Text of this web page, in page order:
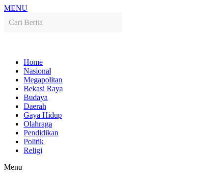
MENU
Home
Nasional
Megapolitan
Bekasi Raya
Budaya
Daerah
Gaya Hidup
Olahraga
Pendidikan
Politik
Religi
Menu